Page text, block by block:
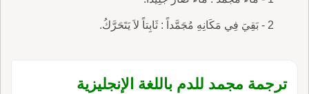
2 - بَقِيَ فِي مَكَانِهِ مُجَمَّداً : ثَابِتاً لاَ يَتَحَرَّكُ.
ترجمة مجمد للدم باللغة الإنجليزية